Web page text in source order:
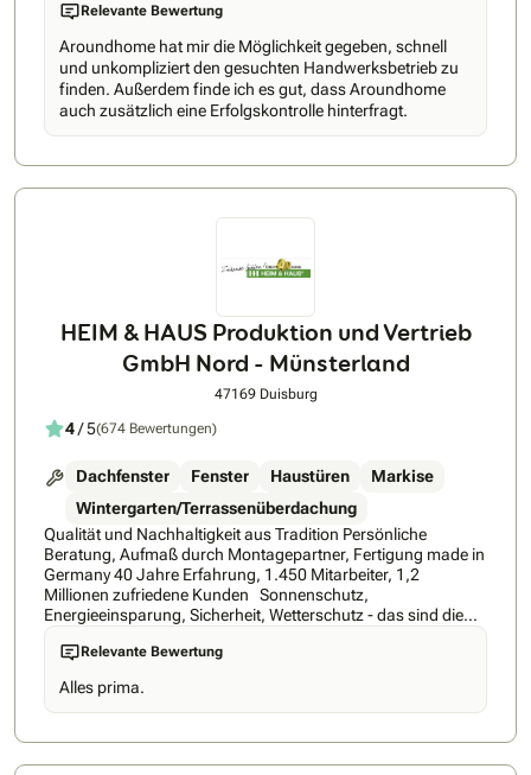
Relevante Bewertung
Aroundhome hat mir die Möglichkeit gegeben, schnell
und unkompliziert den gesuchten Handwerksbetrieb zu
finden. Außerdem finde ich es gut, dass Aroundhome
auch zusätzlich eine Erfolgskontrolle hinterfragt.
HEIM & HAUS Produktion und Vertrieb
GmbH Nord - Münsterland
47169 Duisburg
4/ 5(674 Bewertungen)
Dachfenster Fenster Haustüren
Markise
Wintergarten/Terrassenüberdachung
Qualität und Nachhaltigkeit aus Tradition Persönliche
Beratung, Aufmaß durch Montagepartner, Fertigung made in
Germany 40 Jahre Erfahrung, 1.450 Mitarbeiter, 1,2
Millionen zufriedene Kunden Sonnenschutz,
Energieeinsparung, Sicherheit, Wetterschutz - das sind die
Stärken von HEIM & HAUS. Hinzu kommt ein einzigartiges
Vertriebskonzept: Ohne den sonst üblichen Zwischenhandel
liefern wir direkt ab Werk maßgefertigte Qualitätsprodukte
"Made in Germany" - zu einem ausgezeichneten Preis-
Leistungs-Verhältnis. Typisch HEIM & HAUS ist auch die
Relevante Bewertung
Alles prima.